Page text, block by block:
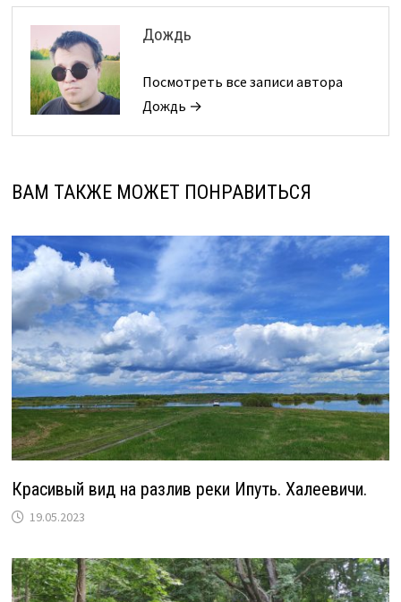
Дождь
Посмотреть все записи автора
Дождь →
ВАМ ТАКЖЕ МОЖЕТ ПОНРАВИТЬСЯ
Красивый вид на разлив реки Ипуть. Халеевичи.
19.05.2023